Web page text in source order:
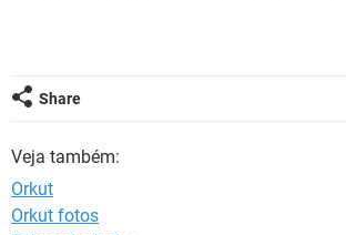
GUIA DE COMPRAS
Share
Veja também:
Orkut
Orkut fotos